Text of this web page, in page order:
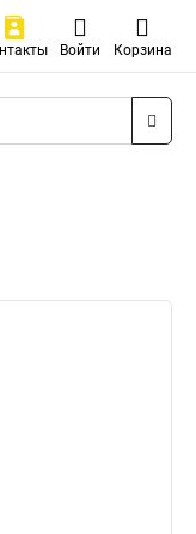
Войти Корзина